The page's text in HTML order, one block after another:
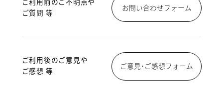
ご質問 等
お問い合わせフォーム
ご利用後のご意見や
ご感想 等
ご意見･ご感想フォーム